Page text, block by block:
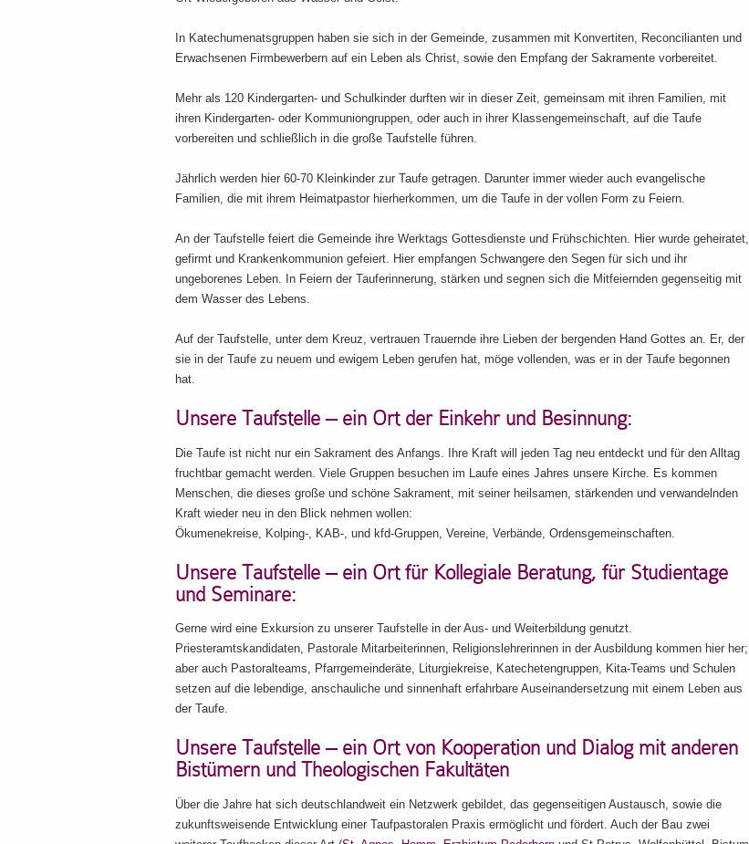
In Katechumenatsgruppen haben sie sich in der Gemeinde, zusammen mit Konvertiten, Reconcilianten und
Erwachsenen Firmbewerbern auf ein Leben als Christ, sowie den Empfang der Sakramente vorbereitet.
Mehr als 120 Kindergarten- und Schulkinder durften wir in dieser Zeit, gemeinsam mit ihren Familien, mit
ihren Kindergarten- oder Kommuniongruppen, oder auch in ihrer Klassengemeinschaft, auf die Taufe
vorbereiten und schließlich in die große Taufstelle führen.
Jährlich werden hier 60-70 Kleinkinder zur Taufe getragen. Darunter immer wieder auch evangelische
Familien, die mit ihrem Heimatpastor hierherkommen, um die Taufe in der vollen Form zu Feiern.
An der Taufstelle feiert die Gemeinde ihre Werktags Gottesdienste und Frühschichten. Hier wurde geheiratet,
gefirmt und Krankenkommunion gefeiert. Hier empfangen Schwangere den Segen für sich und ihr
ungeborenes Leben. In Feiern der Tauferinnerung, stärken und segnen sich die Mitfeiernden gegenseitig mit
dem Wasser des Lebens.
Auf der Taufstelle, unter dem Kreuz, vertrauen Trauernde ihre Lieben der bergenden Hand Gottes an. Er, der
sie in der Taufe zu neuem und ewigem Leben gerufen hat, möge vollenden, was er in der Taufe begonnen
hat.
Unsere Taufstelle – ein Ort der Einkehr und Besinnung:
Die Taufe ist nicht nur ein Sakrament des Anfangs. Ihre Kraft will jeden Tag neu entdeckt und für den Alltag
fruchtbar gemacht werden. Viele Gruppen besuchen im Laufe eines Jahres unsere Kirche. Es kommen
Menschen, die dieses große und schöne Sakrament, mit seiner heilsamen, stärkenden und verwandelnden
Kraft wieder neu in den Blick nehmen wollen:
Ökumenekreise, Kolping-, KAB-, und kfd-Gruppen, Vereine, Verbände, Ordensgemeinschaften.
Unsere Taufstelle – ein Ort für Kollegiale Beratung, für Studientage
und Seminare:
Gerne wird eine Exkursion zu unserer Taufstelle in der Aus- und Weiterbildung genutzt.
Priesteramtskandidaten, Pastorale Mitarbeiterinnen, Religionslehrerinnen in der Ausbildung kommen hier her;
aber auch Pastoralteams, Pfarrgemeinderäte, Liturgiekreise, Katechetengruppen, Kita-Teams und Schulen
setzen auf die lebendige, anschauliche und sinnenhaft erfahrbare Auseinandersetzung mit einem Leben aus
der Taufe.
Unsere Taufstelle – ein Ort von Kooperation und Dialog mit anderen
Bistümern und Theologischen Fakultäten
Über die Jahre hat sich deutschlandweit ein Netzwerk gebildet, das gegenseitigen Austausch, sowie die
zukunftsweisende Entwicklung einer Taufpastoralen Praxis ermöglicht und fördert. Auch der Bau zwei